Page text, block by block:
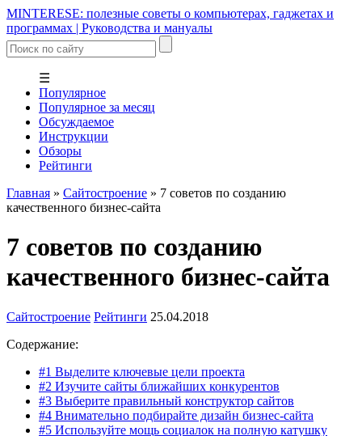
MINTERESE: полезные советы о компьютерах, гаджетах и
программах | Руководства и мануалы
☰
Популярное
Популярное за месяц
Обсуждаемое
Инструкции
Обзоры
Рейтинги
Главная » Сайтостроение » 7 советов по созданию
качественного бизнес-сайта
7 советов по созданию
качественного бизнес-сайта
Сайтостроение Рейтинги 25.04.2018
Содержание:
#1 Выделите ключевые цели проекта
#2 Изучите сайты ближайших конкурентов
#3 Выберите правильный конструктор сайтов
#4 Внимательно подбирайте дизайн бизнес-сайта
#5 Используйте мощь социалок на полную катушку